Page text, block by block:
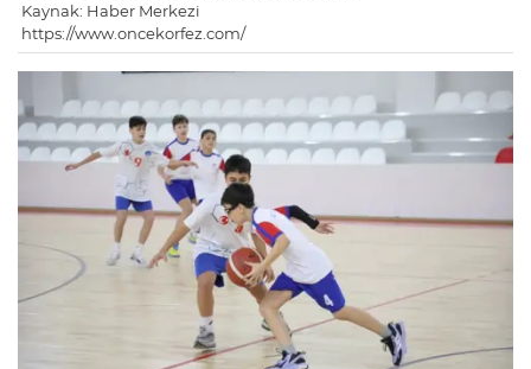
Kaynak: Haber Merkezi
https://www.oncekorfez.com/